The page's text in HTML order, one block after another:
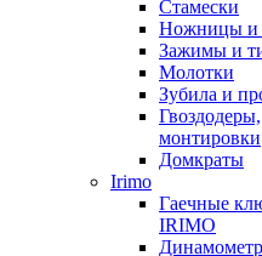
Стамески
Ножницы и
Зажимы и
Молотки
Зубила и
Гвоздодеры,
монтировки
Домкраты
Irimo
Гаечные
IRIMO